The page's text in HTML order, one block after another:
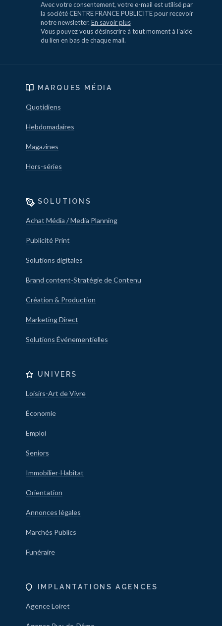
Avec votre consentement, votre e-mail est utilisé par
la société CENTRE FRANCE PUBLICITE pour recevoir
notre newsletter. En savoir plus
Vous pouvez vous désinscrire à tout moment à l’aide
du lien en bas de chaque mail.
MARQUES MÉDIA
Quotidiens
Hebdomadaires
Magazines
Hors-séries
SOLUTIONS
Achat Média / Media Planning
Publicité Print
Solutions digitales
Brand content-Stratégie de Contenu
Création & Production
Marketing Direct
Solutions Événementielles
UNIVERS
Loisirs-Art de Vivre
Économie
Emploi
Seniors
Immobilier-Habitat
Orientation
Annonces légales
Marchés Publics
Funéraire
IMPLANTATIONS AGENCES
Agence Loiret